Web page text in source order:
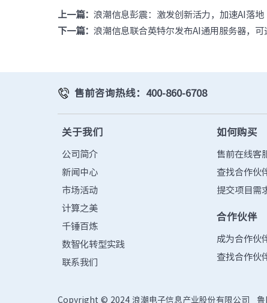
上一篇：浪潮信息彭震：激发创新活力，加速AI落地
下一篇：浪潮信息联合英特尔发布AI通用服务器，
售前咨询热线：400-860-6708
关于我们
公司简介
新闻中心
市场活动
计算之美
千锤百炼
数智化转型实践
联系我们
如何购买
售前在线客
查找合作伙
提交项目需
合作伙伴
成为合作伙
查找合作伙
Copyright © 2024 浪潮电子信息产业股份有限公司